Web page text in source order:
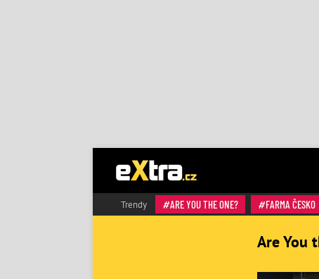
Trendy ARE YOU THE ONE? FARMA ČESKO
Are You